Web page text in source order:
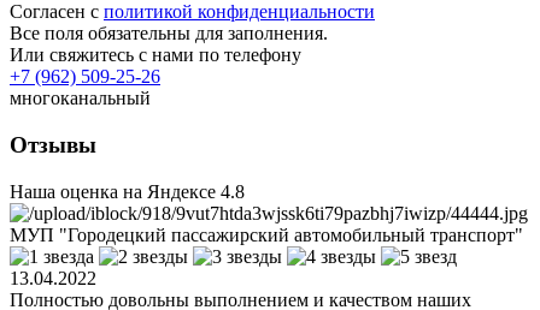
Согласен с политикой конфиденциальности
Все поля обязательны для заполнения.
Или свяжитесь с нами по телефону
+7 (962) 509-25-26
многоканальный
Отзывы
Наша оценка на Яндексе 4.8
МУП "Городецкий пассажирский автомобильный транспорт"
13.04.2022
Полностью довольны выполнением и качеством наших